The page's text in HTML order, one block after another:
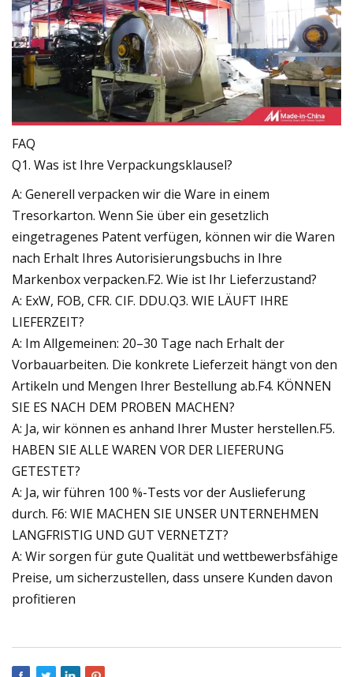
FAQ
Q1. Was ist Ihre Verpackungsklausel?
A: Generell verpacken wir die Ware in einem
Tresorkarton. Wenn Sie über ein gesetzlich
eingetragenes Patent verfügen, können wir die Waren
nach Erhalt Ihres Autorisierungsbuchs in Ihre
Markenbox verpacken.F2. Wie ist Ihr Lieferzustand?
A: ExW, FOB, CFR. CIF. DDU.Q3. WIE LÄUFT IHRE
LIEFERZEIT?
A: Im Allgemeinen: 20–30 Tage nach Erhalt der
Vorbauarbeiten. Die konkrete Lieferzeit hängt von den
Artikeln und Mengen Ihrer Bestellung ab.F4. KÖNNEN
SIE ES NACH DEM PROBEN MACHEN?
A: Ja, wir können es anhand Ihrer Muster herstellen.F5.
HABEN SIE ALLE WAREN VOR DER LIEFERUNG
GETESTET?
A: Ja, wir führen 100 %-Tests vor der Auslieferung
durch. F6: WIE MACHEN SIE UNSER UNTERNEHMEN
LANGFRISTIG UND GUT VERNETZT?
A: Wir sorgen für gute Qualität und wettbewerbsfähige
Preise, um sicherzustellen, dass unsere Kunden davon
profitieren